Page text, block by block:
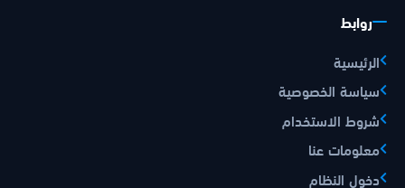
روابط
الرئيسية
سياسة الخصوصية
شروط الاستخدام
معلومات عنا
دخول النظام